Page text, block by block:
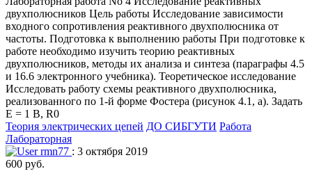
двухполюсников Цель работы Исследование зависимости
входного сопротивления реактивного двухполюсника от
частоты. Подготовка к выполнению работы При подготовке к
работе необходимо изучить теорию реактивных
двухполюсников, методы их анализа и синтеза (параграфы 4.5
и 16.6 электронного учебника). Теоретическое исследование
Исследовать работу схемы реактивного двухполюсника,
реализованного по 1-й форме Фостера (рисунок 4.1, а). Задать
E = 1 В, R0
Теория электрических цепей ДО СИБГУТИ Работа
Лабораторная
rmn77 : 3 октября 2019
600 руб.